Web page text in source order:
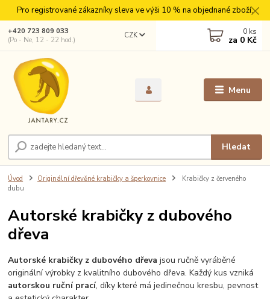
Pro registrované zákazníky sleva ve výši 10 % na objednané zboží.
Menu
CZK
Hledat
+420 723 809 033
(Po - Ne, 12 - 22 hod.)
0 ks
za 0 Kč
Úvod Originální dřevěné krabičky a šperkovnice
Krabičky z červeného
dubu
Autorské krabičky z dubového
dřeva
Autorské krabičky z dubového dřeva jsou ručně vyráběné
originální výrobky z kvalitního dubového dřeva. Každý kus vzniká
autorskou ruční prací, díky které má jedinečnou kresbu, pevnost